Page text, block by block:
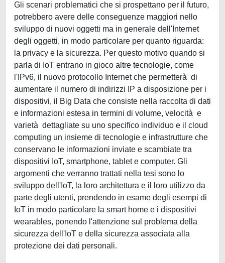
Gli scenari problematici che si prospettano per il futuro,
potrebbero avere delle conseguenze maggiori nello
sviluppo di nuovi oggetti ma in generale dell'Internet
degli oggetti, in modo particolare per quanto riguarda:
la privacy e la sicurezza. Per questo motivo quando si
parla di IoT entrano in gioco altre tecnologie, come
l'IPv6, il nuovo protocollo Internet che permetterà di
aumentare il numero di indirizzi IP a disposizione per i
dispositivi, il Big Data che consiste nella raccolta di dati
e informazioni estesa in termini di volume, velocità e
varietà dettagliate su uno specifico individuo e il cloud
computing un insieme di tecnologie e infrastrutture che
conservano le informazioni inviate e scambiate tra
dispositivi IoT, smartphone, tablet e computer. Gli
argomenti che verranno trattati nella tesi sono lo
sviluppo dell'IoT, la loro architettura e il loro utilizzo da
parte degli utenti, prendendo in esame degli esempi di
IoT in modo particolare la smart home e i dispositivi
wearables, ponendo l'attenzione sul problema della
sicurezza dell'IoT e della sicurezza associata alla
protezione dei dati personali.